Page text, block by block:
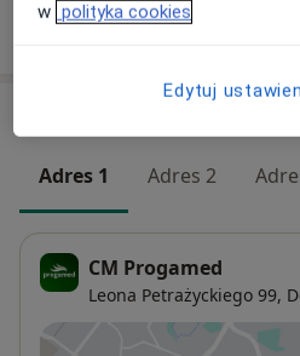
W jaki sposób ustalane są
Adres 1 Adres 2
CM Progamed
Leona Petrażyckiego 99,
w polityka cookies
Edytuj